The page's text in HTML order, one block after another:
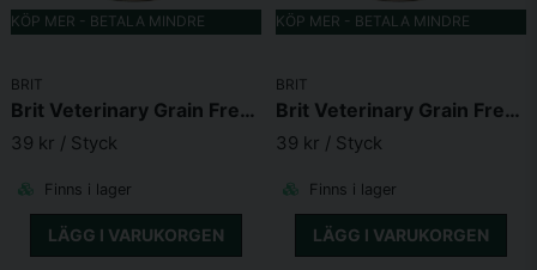
Skicka fråga
KÖP MER - BETALA MINDRE
BRIT
Brit Veterinary Grain Free Diet Dog Can Renal 400g
39 kr / Styck
Finns i lager
LÄGG I VARUKORGEN
KÖP MER - BETALA MINDRE
BRIT
Brit Veterinary Grain Free Diet Dog Can Joint & Mobility 400 g
39 kr / Styck
Finns i lager
LÄGG I VARUKORGEN